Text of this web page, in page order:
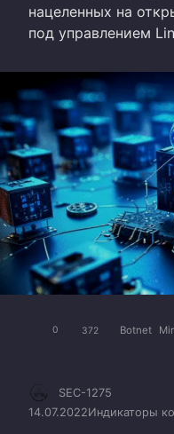
нацеленных на
под управлением
0 372 Botnet
SEC-1275
14.07.2022Индикаторы